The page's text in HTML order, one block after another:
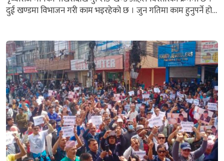
दुई खण्डमा विभाजन गरी काम भइरहेको छ । जुन गतिमा काम हुनुपर्ने हो
सडक विस्तारको काम भइरहेको छ । सडक विस्तार कामसँगै दिनहुँ सयौं...